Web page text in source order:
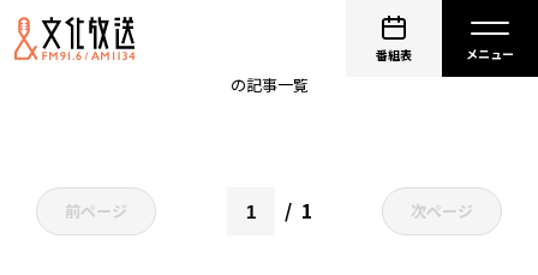
番組表
2026年アイスのトレンド
の記事一覧
前ページ 1 次ページ